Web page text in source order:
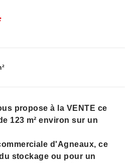
propose à la VENTE ce
123 m² environ sur un
d'Agneaux, ce
stockage ou pour un